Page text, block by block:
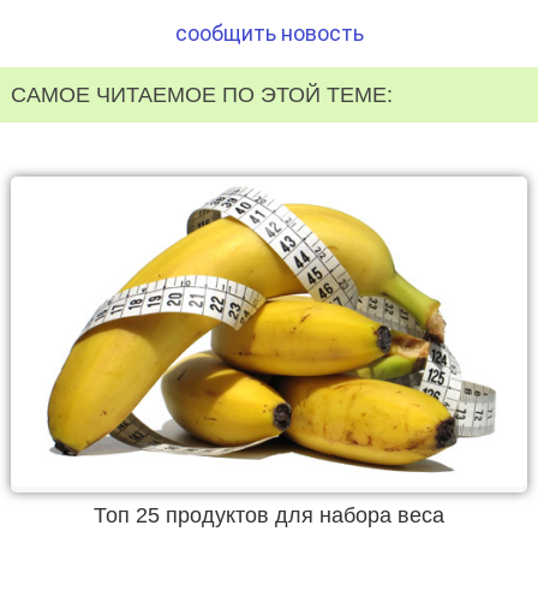
сообщить новость
САМОЕ ЧИТАЕМОЕ ПО ЭТОЙ ТЕМЕ:
Топ 25 продуктов для набора веса